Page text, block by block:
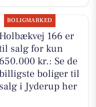
BOLIGMARKED
Holbækvej 166 er
salg for kun
650.000 kr.: Se de
boliger til
salg i Jyderup her